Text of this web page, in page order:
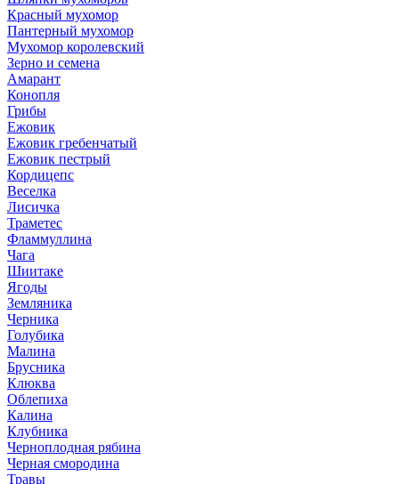
Красный мухомор
Пантерный мухомор
Мухомор королевский
Зерно и семена
Амарант
Конопля
Грибы
Ежовик
Ежовик гребенчатый
Ежовик пестрый
Кордицепс
Веселка
Лисичка
Траметес
Фламмуллина
Чага
Шиитаке
Ягоды
Земляника
Черника
Голубика
Малина
Брусника
Клюква
Облепиха
Калина
Клубника
Черноплодная рябина
Черная смородина
Травы